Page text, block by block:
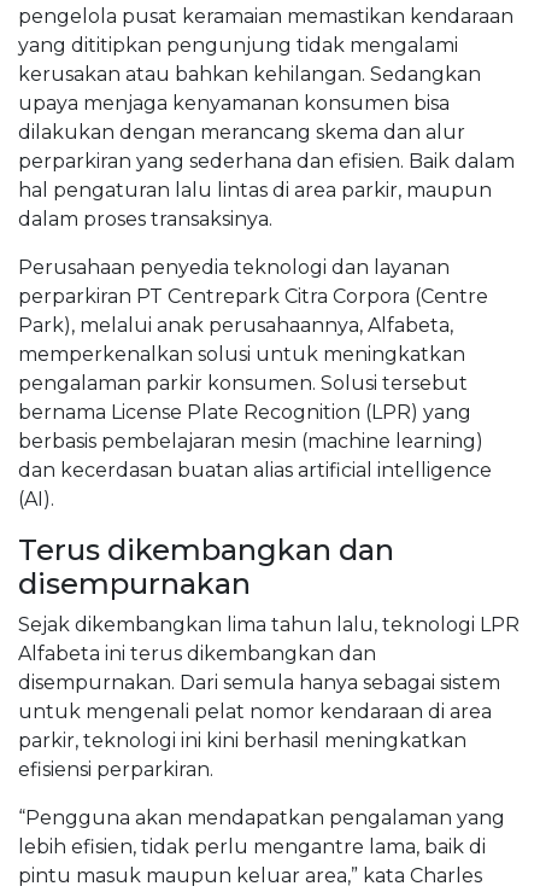
pengelola pusat keramaian memastikan kendaraan
yang dititipkan pengunjung tidak mengalami
kerusakan atau bahkan kehilangan. Sedangkan
upaya menjaga kenyamanan konsumen bisa
dilakukan dengan merancang skema dan alur
perparkiran yang sederhana dan efisien. Baik dalam
hal pengaturan lalu lintas di area parkir, maupun
dalam proses transaksinya.
Perusahaan penyedia teknologi dan layanan
perparkiran PT Centrepark Citra Corpora (Centre
Park), melalui anak perusahaannya, Alfabeta,
memperkenalkan solusi untuk meningkatkan
pengalaman parkir konsumen. Solusi tersebut
bernama License Plate Recognition (LPR) yang
berbasis pembelajaran mesin (machine learning)
dan kecerdasan buatan alias artificial intelligence
(AI).
Terus dikembangkan dan
disempurnakan
Sejak dikembangkan lima tahun lalu, teknologi LPR
Alfabeta ini terus dikembangkan dan
disempurnakan. Dari semula hanya sebagai sistem
untuk mengenali pelat nomor kendaraan di area
parkir, teknologi ini kini berhasil meningkatkan
efisiensi perparkiran.
“Pengguna akan mendapatkan pengalaman yang
lebih efisien, tidak perlu mengantre lama, baik di
pintu masuk maupun keluar area,” kata Charles